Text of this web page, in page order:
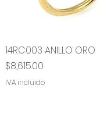
Vista rápida
14RC003 ANILLO ORO
Precio
$8,615.00
IVA incluido